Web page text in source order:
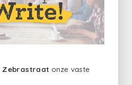
Zebrastraat onze vaste